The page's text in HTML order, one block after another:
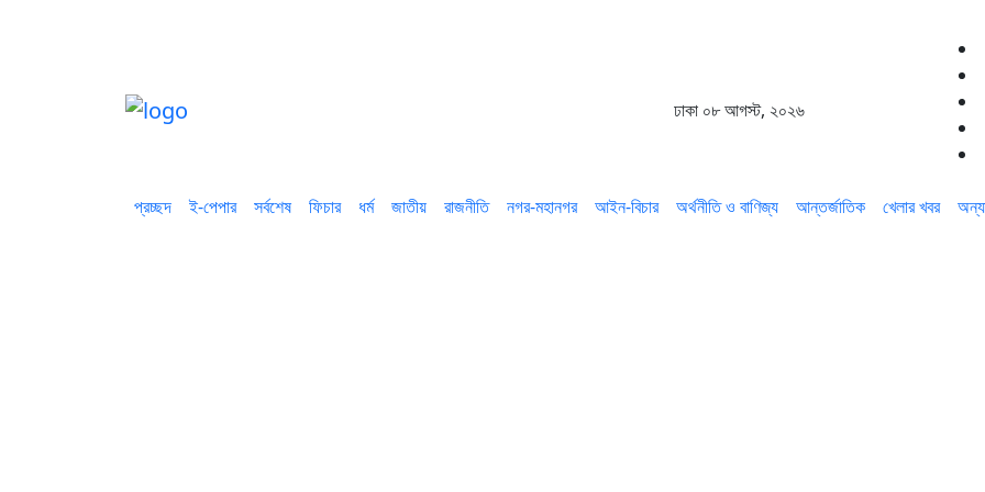
ঢাকা ০৮ আগস্ট, ২০২৬
প্রচ্ছদ ই-পেপার সর্বশেষ ফিচার ধর্ম জাতীয় রাজনীতি নগর-মহানগর আইন-বিচার অর্থনীতি ও বাণিজ্য আন্তর্জাতিক খেলার খবর